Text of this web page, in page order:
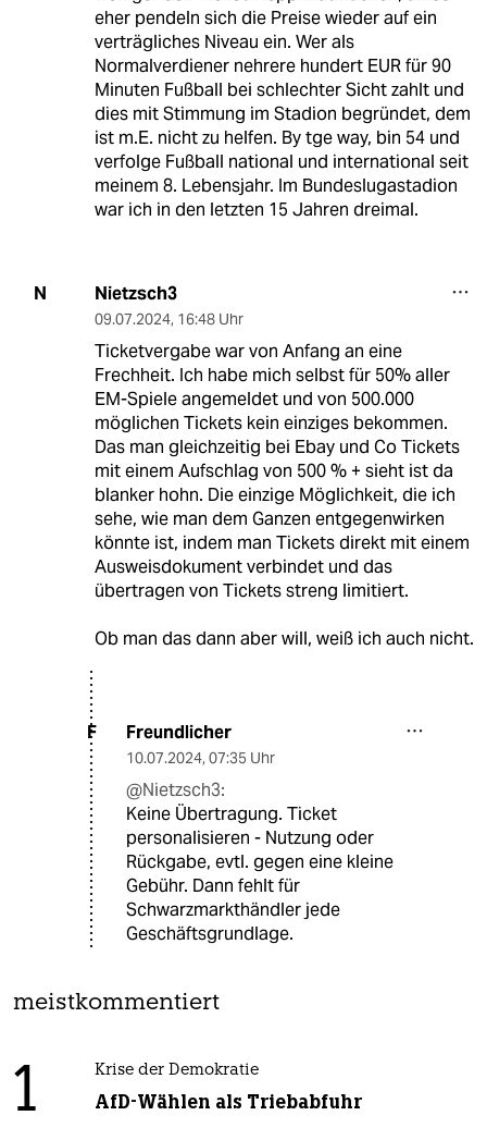
eher pendeln sich die Preise wieder auf ein
verträgliches Niveau ein. Wer als
Normalverdiener nehrere hundert EUR für 90
Minuten Fußball bei schlechter Sicht zahlt und
dies mit Stimmung im Stadion begründet, dem
ist m.E. nicht zu helfen. By tge way, bin 54 und
verfolge Fußball national und international seit
meinem 8. Lebensjahr. Im Bundeslugastadion
war ich in den letzten 15 Jahren dreimal.
N Nietzsch3
09.07.2024, 16:48 Uhr
Ticketvergabe war von Anfang an eine
Frechheit. Ich habe mich selbst für 50% aller
EM-Spiele angemeldet und von 500.000
möglichen Tickets kein einziges bekommen.
Das man gleichzeitig bei Ebay und Co Tickets
mit einem Aufschlag von 500 % + sieht ist da
blanker hohn. Die einzige Möglichkeit, die ich
sehe, wie man dem Ganzen entgegenwirken
könnte ist, indem man Tickets direkt mit einem
Ausweisdokument verbindet und das
übertragen von Tickets streng limitiert.
Ob man das dann aber will, weiß ich auch nicht.
F Freundlicher
10.07.2024, 07:35 Uhr
@Nietzsch3:
Keine Übertragung. Ticket
personalisieren - Nutzung oder
Rückgabe, evtl. gegen eine kleine
Gebühr. Dann fehlt für
Schwarzmarkthändler jede
Geschäftsgrundlage.
meistkommentiert
1 Krise der Demokratie
AfD-Wählen als Triebabfuhr